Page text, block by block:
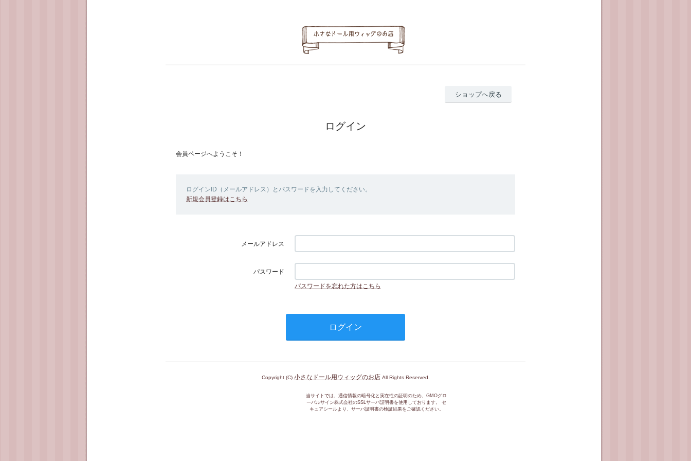
ショップへ戻る
ログイン
会員ページへようこそ！
ログインID（メールアドレス）とパスワードを入力してください。
新規会員登録はこちら
メールアドレス
パスワード
パスワードを忘れた方はこちら
Copyright (C) 小さなドール用ウィッグのお店 All Rights Reserved.
当サイトでは、通信情報の暗号化と実在性の証明のため、GMOグロ
ーバルサイン株式会社のSSLサーバ証明書を使用しております。 セ
キュアシールより、サーバ証明書の検証結果をご確認ください。